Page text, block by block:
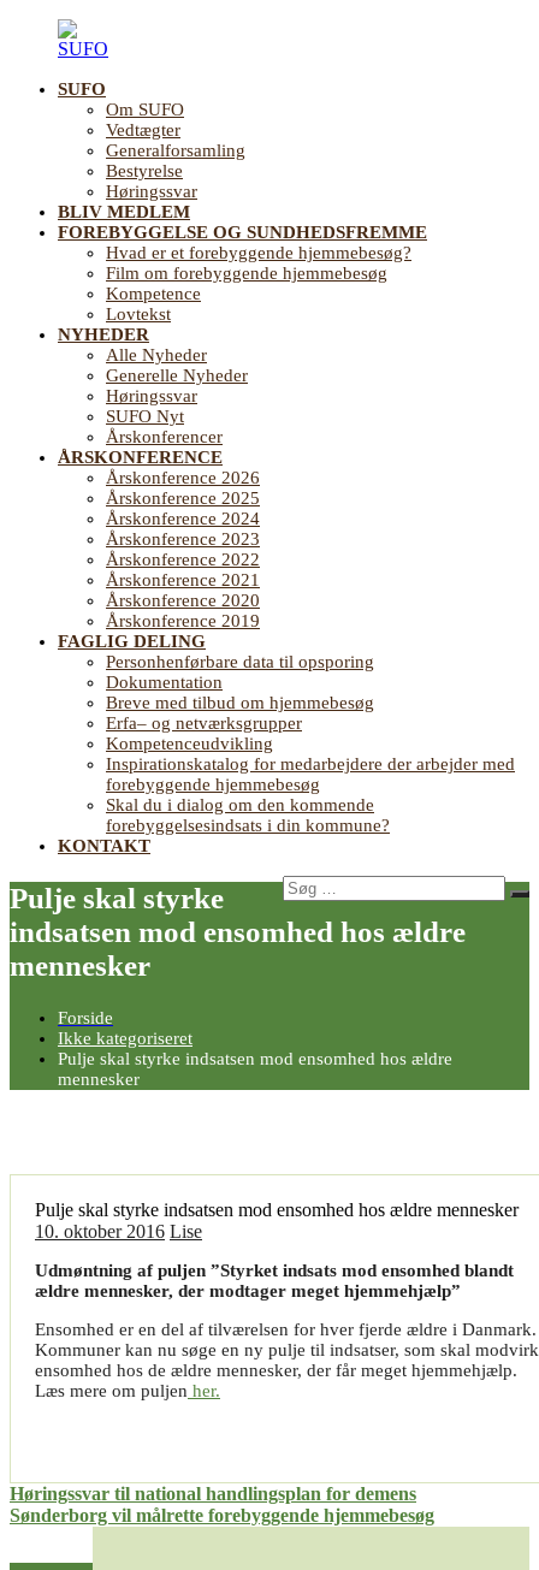
Landsforening
Sundhedsfremme
Forebyggelse
ældreområdet
SUFO
Om SUFO
Vedtægter
Generalforsamling
Bestyrelse
Høringssvar
BLIV MEDLEM
FOREBYGGELSE OG SUNDHEDSFREMME
Hvad er et forebyggende hjemmebesøg?
Film om forebyggende hjemmebesøg
Kompetence
Lovtekst
NYHEDER
Alle Nyheder
Generelle Nyheder
Høringssvar
SUFO Nyt
Årskonferencer
ÅRSKONFERENCE
Årskonference 2026
Årskonference 2025
Årskonference 2024
Årskonference 2023
Årskonference 2022
Årskonference 2021
Årskonference 2020
Årskonference 2019
FAGLIG DELING
Personhenførbare data til opsporing
Dokumentation
Breve med tilbud om hjemmebesøg
Erfa– og netværksgrupper
Kompetenceudvikling
Inspirationskatalog for medarbejdere der arbejder med
forebyggende hjemmebesøg
Skal du i dialog om den kommende
forebyggelsesindsats i din kommune?
KONTAKT
Søg
efter:
Pulje skal styrke
indsatsen mod ensomhed hos ældre
mennesker
Forside
Ikke kategoriseret
Pulje skal styrke indsatsen mod ensomhed hos ældre
mennesker
Pulje skal styrke indsatsen mod ensomhed hos ældre mennesker
10. oktober 2016 Lise
Udmøntning af puljen ”Styrket indsats mod ensomhed blandt
ældre mennesker, der modtager meget hjemmehjælp”
Ensomhed er en del af tilværelsen for hver fjerde ældre i Danmark.
Kommuner kan nu søge en ny pulje til indsatser, som skal
ensomhed hos de ældre mennesker, der får meget hjemmehjælp.
Læs mere om puljen her.
Indlægsnavigation
Høringssvar til national handlingsplan for demens
Sønderborg vil målrette forebyggende hjemmebesøg